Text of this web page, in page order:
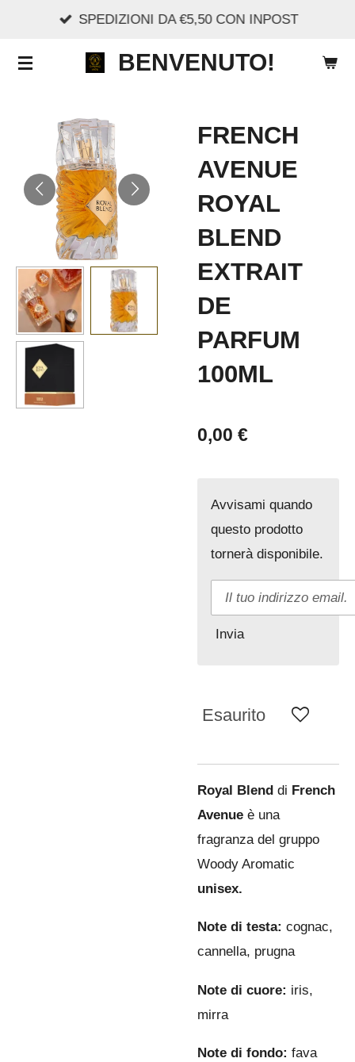
contenuto
BENVENUTO!
SPEDIZIONI DA €5,50 CON INPOST
FRENCH
AVENUE
ROYAL
BLEND
EXTRAIT
DE
PARFUM
100ML
0,00 €
Avvisami quando
questo prodotto
tornerà disponibile.
Invia
Esaurito
Royal Blend di French
Avenue è una
fragranza del gruppo
Woody Aromatic
unisex.
Note di testa: cognac,
cannella, prugna
Note di cuore: iris,
mirra
Note di fondo: fava